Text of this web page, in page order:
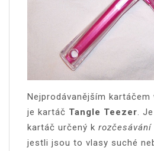
Nejprodávanějším
je kartáč Tangle Teezer.
kartáč určený k rozčesávání
jestli jsou to vlasy suché